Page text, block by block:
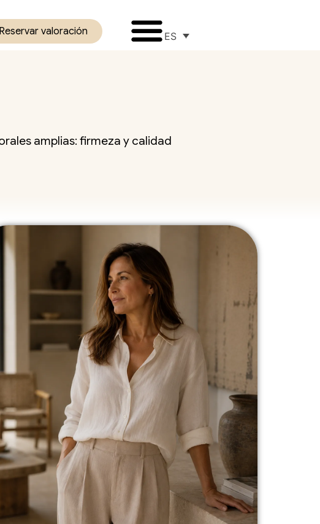
Reservar valoración ES
amplias: firmeza y calidad